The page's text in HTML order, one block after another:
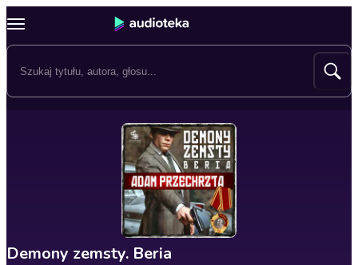
Demony zemsty. Beria